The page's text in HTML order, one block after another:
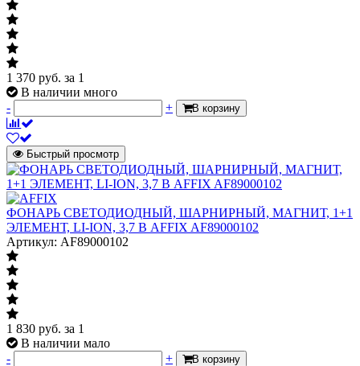
1 370 руб. за 1
В наличии много
-
+ В корзину
Быстрый просмотр
ФОНАРЬ СВЕТОДИОДНЫЙ, ШАРНИРНЫЙ, МАГНИТ, 1+1
ЭЛЕМЕНТ, LI-ION, 3,7 В AFFIX AF89000102
Артикул: AF89000102
1 830 руб. за 1
В наличии мало
-
+ В корзину